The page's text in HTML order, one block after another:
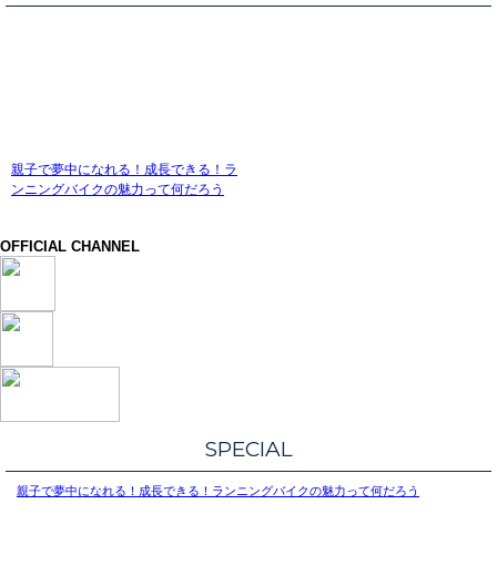
親子で夢中になれる！成長できる！ラ
ンニングバイクの魅力って何だろう
OFFICIAL CHANNEL
SPECIAL
親子で夢中になれる！成長できる！ランニングバイクの魅力って何だろう